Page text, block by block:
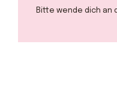
Bitte wende dich an